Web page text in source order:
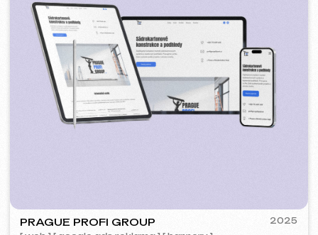
5YTCVETOK
[ smm management ] [ web ] [ design ] [ seo ]
2024